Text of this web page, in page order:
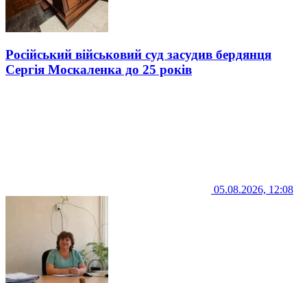
Російський військовий суд засудив бердянця
Сергія Москаленка до 25 років
05.08.2026, 12:08